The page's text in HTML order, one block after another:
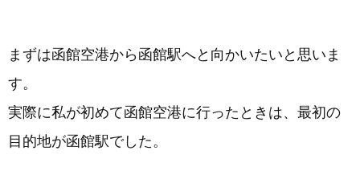
まずは函館空港から函館駅へと向かいたいと思いま
す。
実際に私が初めて函館空港に行ったときは、最初の
目的地が函館駅でした。